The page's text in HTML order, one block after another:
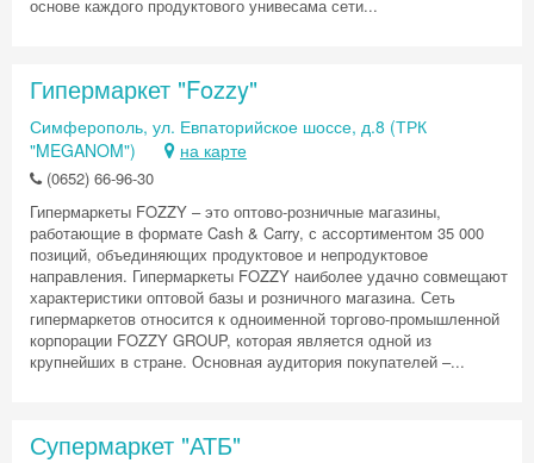
основе каждого продуктового унивесама сети...
Гипермаркет "Fozzy"
Симферополь, ул. Евпаторийское шоссе, д.8 (ТРК
"MEGANOM")
на карте
(0652) 66-96-30
Гипермаркеты FOZZY – это оптово-розничные магазины,
работающие в формате Cash & Carry, с ассортиментом 35 000
позиций, объединяющих продуктовое и непродуктовое
направления. Гипермаркеты FOZZY наиболее удачно совмещают
характеристики оптовой базы и розничного магазина. Сеть
гипермаркетов относится к одноименной торгово-промышленной
корпорации FOZZY GROUP, которая является одной из
крупнейших в стране. Основная аудитория покупателей –...
Супермаркет "АТБ"
Скидка −5%
Хочешь дешевле? Оставь почту и получи
промокод на первое бронирование!
Получить промокод